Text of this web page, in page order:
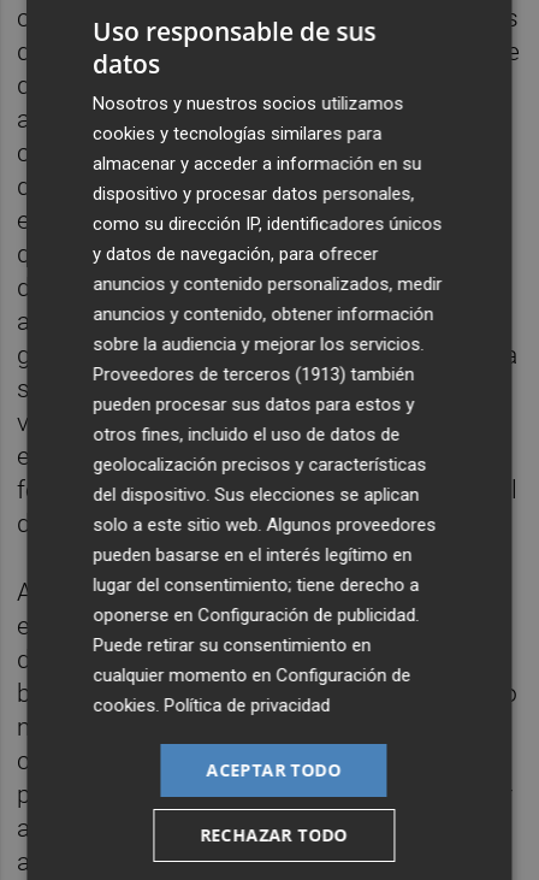
conjuntament amb l’alumnat de cinc escoles
de Sao Paulo i Florianópolis, amb edats entre
quatre i onze anys, que van participat
activament en l’elaboració del text, la
configuració dels personatges i la recreació
de com és, o com hauria de ser, un procés
electoral. Tot el que va passar en aquelles
divertides i sorprenent trobades va servir
d’inspiració per aquesta història i, a més,
aquest material es pot descarregar
gratuïtament al web de Takatuka. Aquesta va
ser, en definitiva, una experiència real que es
va produir precisament durant a campanya
electoral d’aleshores a Brasil, un fet que va
fer assumir als autors l’exigència fonamental
d’intentar fugir de qualsevol opinió personal.
Així, i convenientment disfressats d’animals,
els menuts tractaren de consolidar aliances
de pau, declararen la guerra a altres
bestioles, compartiren discursos amb més o
menys diplomàcia i s’esforçaren per a
construir una societat més justa i
participativa i per a decidir un guanyador per
a aquest conte. Tot es va configurar i definir
amb molta cura: les paraules, els
Uso responsable de sus
datos
Nosotros y nuestros socios utilizamos
cookies y tecnologías similares para
almacenar y acceder a información en su
dispositivo y procesar datos personales,
como su dirección IP, identificadores únicos
y datos de navegación, para ofrecer
anuncios y contenido personalizados, medir
anuncios y contenido, obtener información
sobre la audiencia y mejorar los servicios.
Proveedores de terceros (1913) también
pueden procesar sus datos para estos y
otros fines, incluido el uso de datos de
geolocalización precisos y características
del dispositivo. Sus elecciones se aplican
solo a este sitio web. Algunos proveedores
pueden basarse en el interés legítimo en
lugar del consentimiento; tiene derecho a
oponerse enConfiguración de publicidad
Puede retirar su consentimiento en
cualquier momento enConfiguración de
cookies .Política de privacidad
ACEPTAR TODO
RECHAZAR TODO